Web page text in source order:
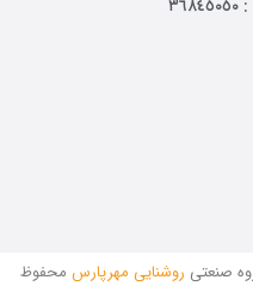
روشنایی مهرپارسمحفوظ